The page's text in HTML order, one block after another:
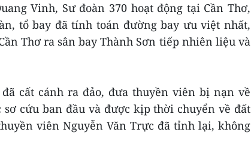
Vinh, Sư đoàn 370 hoạt động tại Cần Thơ,
tổ bay đã tính toán đường bay ưu việt nhất,
Thơ ra sân bay Thành Sơn tiếp nhiên liệu và
cất cánh ra đảo, đưa thuyền viên bị nạn về
sơ cứu ban đầu và được kịp thời chuyển về đất
viên Nguyễn Văn Trực đã tỉnh lại, không